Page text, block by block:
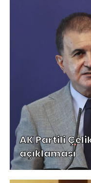
AK Partili
açıklaması